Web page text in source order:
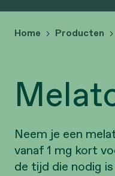
Home Producten
Neem je een
vanaf 1 mg kort
de tijd die nodig